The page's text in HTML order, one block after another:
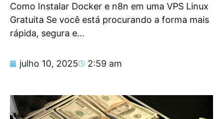
Como Instalar Docker e n8n em uma VPS Linux
Gratuita Se você está procurando a forma mais
rápida, segura e...
julho 10, 2025 2:59 am